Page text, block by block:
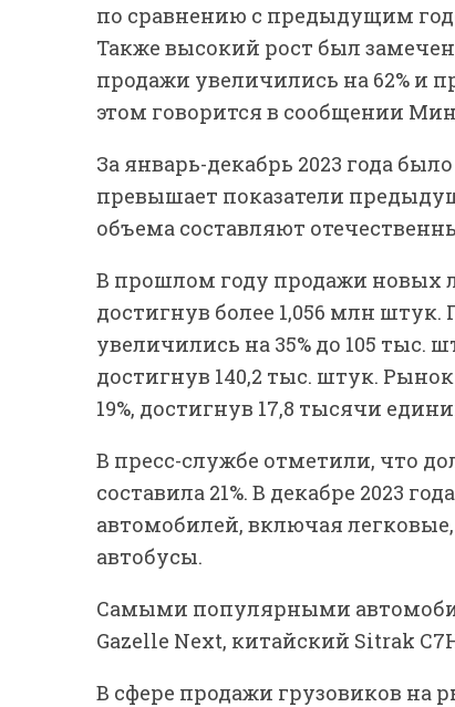
по сравнению с предыдущим
Также высокий рост был
продажи увеличились на 62% и
этом говорится в сообщении
За январь-декабрь 2023 года
превышает показатели
объема составляют
В прошлом году продажи новых
достигнув более 1,056 млн
увеличились на 35% до 105 тыс.
достигнув 140,2 тыс. штук.
19%, достигнув 17,8 тысячи
В пресс-службе отметили, что
составила 21%. В декабре 2023
автомобилей, включая
автобусы.
Самыми популярными
Gazelle Next, китайский Sitrak
В сфере продажи грузовиков на